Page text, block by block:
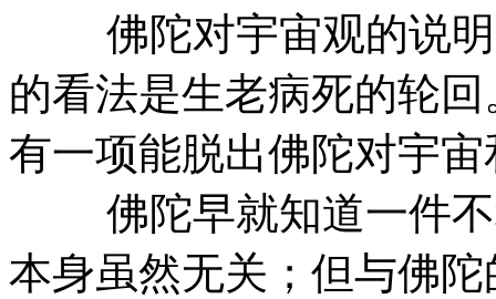
佛陀对宇宙观的说明
的看法是生老病死的轮
有一项能脱出佛陀对宇
佛陀早就知道一件不
本身虽然无关；但与佛